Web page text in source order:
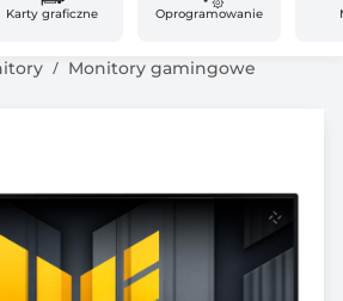
Karty graficzne Oprogramowanie
Monitory gamingowe